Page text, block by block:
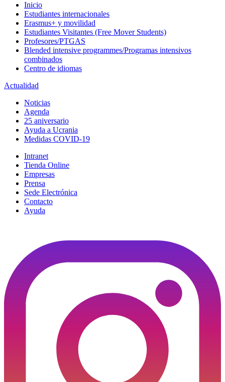
Inicio
Estudiantes internacionales
Erasmus+ y movilidad
Estudiantes Visitantes (Free Mover Students)
Profesores/PTGAS
Blended intensive programmes/Programas intensivos
combinados
Centro de idiomas
Actualidad
Noticias
Agenda
25 aniversario
Ayuda a Ucrania
Medidas COVID-19
Intranet
Tienda Online
Empresas
Prensa
Sede Electrónica
Contacto
Ayuda